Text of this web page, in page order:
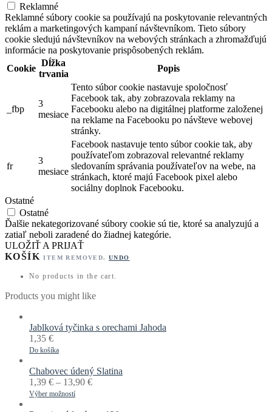
Reklamné
Reklamné súbory cookie sa používajú na poskytovanie relevantných
reklám a marketingových kampaní návštevníkom. Tieto súbory
cookie sledujú návštevníkov na webových stránkach a zhromažďujú
informácie na poskytovanie prispôsobených reklám.
Cookie
Dĺžka
trvania
Popis
_fbp
3
mesiace
Tento súbor cookie nastavuje spoločnosť
Facebook tak, aby zobrazovala reklamy na
Facebooku alebo na digitálnej platforme založenej
na reklame na Facebooku po návšteve webovej
stránky.
fr
3
mesiace
Facebook nastavuje tento súbor cookie tak, aby
používateľom zobrazoval relevantné reklamy
sledovaním správania používateľov na webe, na
stránkach, ktoré majú Facebook pixel alebo
sociálny doplnok Facebooku.
Ostatné
Ostatné
Ďalšie nekategorizované súbory cookie sú tie, ktoré sa analyzujú a
zatiaľ neboli zaradené do žiadnej kategórie.
ULOŽIŤ A PRIJAŤ
KOŠÍKITEM REMOVED.UNDO
No products in the cart.
Products you might like
Jablková tyčinka s orechami Jahoda
1,35 €
Do košíka
Chabovec údený Slatina
1,39 € – 13,90 €
Výber možností